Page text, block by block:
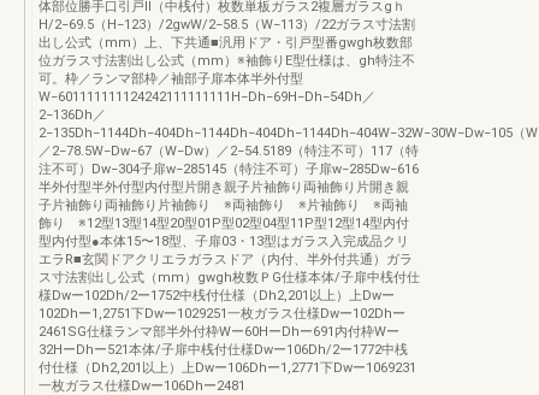
体部位勝手口引戸Ⅱ（中桟付）枚数単板ガラス2複層ガラスgｈ
H/2−69.5（H−123）/2gwW/2−58.5（W−113）/22ガラス寸法割
出し公式（mm）上、下共通■汎用ドア・引戸型番gwgh枚数部
位ガラス寸法割出し公式（mm）※袖飾りE型仕様は、gh特注不
可。枠／ランマ部枠／袖部子扉本体半外付型
W−601111111124242111111111H−Dh−69H−Dh−54Dh／
2−136Dh／
2−135Dh−1144Dh−404Dh−1144Dh−404Dh−1144Dh−404W−32W−30W−Dw−105（
／2−78.5W−Dw−67（W−Dw）／2−54.5189（特注不可）117（特
注不可）Dw−304子扉w−285145（特注不可）子扉w−285Dw−616
半外付型半外付型内付型片開き親子片袖飾り両袖飾り片開き親
子片袖飾り両袖飾り片袖飾り ※両袖飾り ※片袖飾り ※両袖
飾り ※12型13型14型20型01P型02型04型11P型12型14型内付
型内付型●本体15〜18型、子扉03・13型はガラス入完成品クリ
エラR■玄関ドアクリエラガラスドア（内付、半外付共通）ガラ
ス寸法割出し公式（mm）gwgh枚数ＰG仕様本体/子扉中桟付仕
様Dwー102Dh/2ー1752中桟付仕様（Dh2,201以上）上Dwー
102Dhー1,2751下Dwー1029251一枚ガラス仕様Dwー102Dhー
2461SG仕様ランマ部半外付枠Wー60HーDhー691内付枠Wー
32HーDhー521本体/子扉中桟付仕様Dwー106Dh/2ー1772中桟
付仕様（Dh2,201以上）上Dwー106Dhー1,2771下Dwー1069231
一枚ガラス仕様Dwー106Dhー2481